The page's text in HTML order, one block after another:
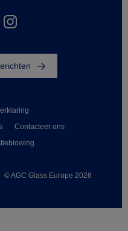
© AGC Glass Europe 2026
Contacteer ons